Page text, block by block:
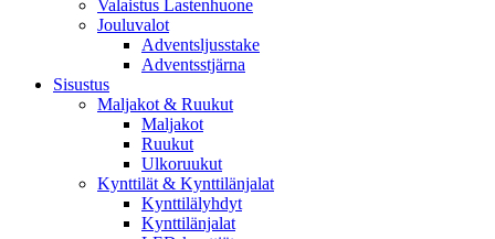
Valaistus Lastenhuone
Jouluvalot
Adventsljusstake
Adventsstjärna
Sisustus
Maljakot & Ruukut
Maljakot
Ruukut
Ulkoruukut
Kynttilät & Kynttilänjalat
Kynttilälyhdyt
Kynttilänjalat